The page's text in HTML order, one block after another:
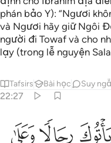
phán bảo Y): “Ngươi
và Ngươi hãy giữ Ngôi
người đi Towaf và cho
lạy (trong lễ nguyện
Tafsirs Bài học Suy
22:27
ضامر ياتين من كل فج
كُلِّ ضَامِرٍۢ يَأْتِينَ مِن